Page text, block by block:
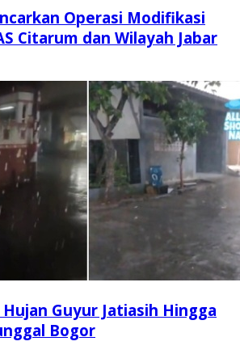
Operasi Modifikasi
Citarum dan Wilayah Jabar
Guyur Jatiasih Hingga
Bogor